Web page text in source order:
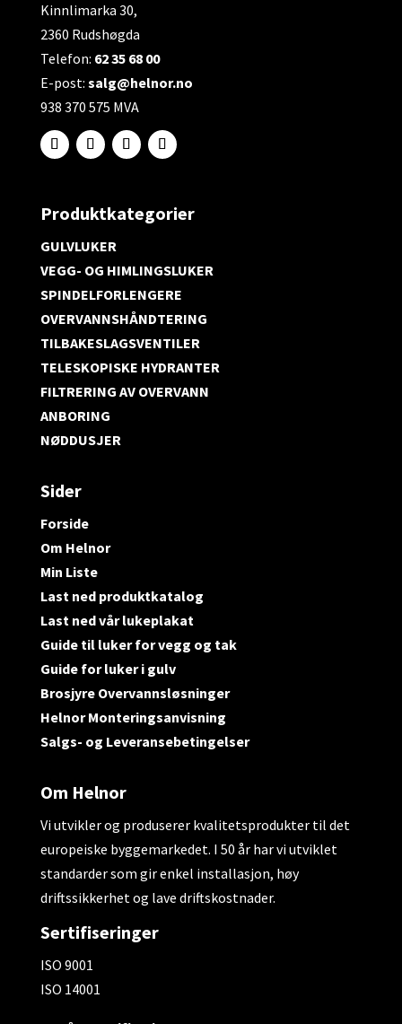
Kinnlimarka 30,
2360 Rudshøgda
Telefon: 62 35 68 00
E-post: salg@helnor.no
938 370 575 MVA
Produktkategorier
GULVLUKER
VEGG- OG HIMLINGSLUKER
SPINDELFORLENGERE
OVERVANNSHÅNDTERING
TILBAKESLAGSVENTILER
TELESKOPISKE HYDRANTER
FILTRERING AV OVERVANN
ANBORING
NØDDUSJER
Sider
Forside
Om Helnor
Min Liste
Last ned produktkatalog
Last ned vår lukeplakat
Guide til luker for vegg og tak
Guide for luker i gulv
Brosjyre Overvannsløsninger
Helnor Monteringsanvisning
Salgs- og Leveransebetingelser
Om Helnor
Vi utvikler og produserer kvalitetsprodukter til det
europeiske byggemarkedet. I 50 år har vi utviklet
standarder som gir enkel installasjon, høy
driftssikkerhet og lave driftskostnader.
Sertifiseringer
ISO 9001
ISO 14001